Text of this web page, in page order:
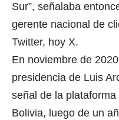
Sur”, señalaba
gerente nacional de
Twitter, hoy X.
En noviembre de
presidencia de Luis
señal de la
Bolivia, luego de un